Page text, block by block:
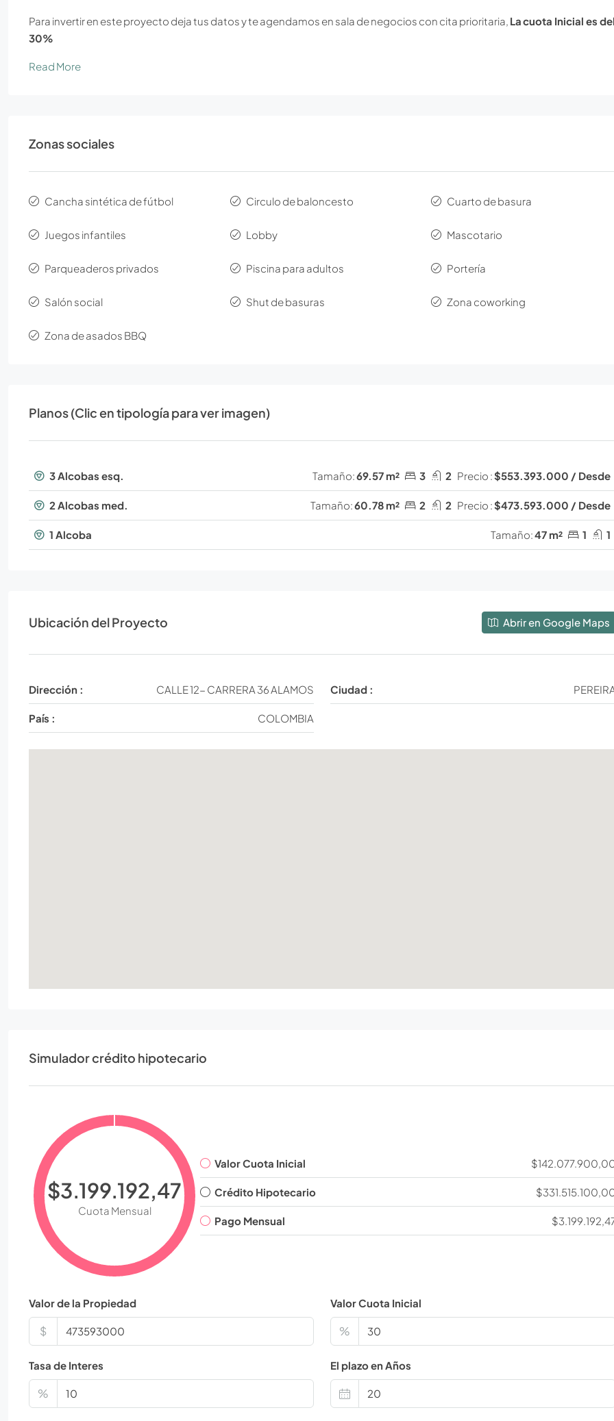
Para invertir en este proyecto deja tus datos y te agendamos en sala de negocios con cita prioritaria, Lacuota Inicial es
30%
Read More
Zonas sociales
Cancha sintética de fútbol Circulo de baloncesto Cuarto de basura
Juegos infantiles Lobby Mascotario
Parqueaderos privados Piscina para adultos Portería
Salón social Shut de basuras Zona coworking
Zona de asados BBQ
Planos (Clic en tipología para ver imagen)
3 Alcobas esq. Tamaño:69.57 m² 3 2 Precio :$553.393.000 / Desde
2 Alcobas med. Tamaño:60.78 m² 2 2 Precio :$473.593.000 / Desde
1 Alcoba Tamaño:47 m² 1 1
Ubicación del Proyecto Abrir en Google Maps
Dirección : CALLE 12- CARRERA 36 ALAMOS Ciudad :
País : COLOMBIA
Simulador crédito hipotecario
$3.199.192,47
Cuota Mensual
Valor Cuota Inicial
Crédito Hipotecario
Pago Mensual
Valor de la Propiedad
$
Valor Cuota Inicial
%
Tasa de Interes
%
El plazo en Años